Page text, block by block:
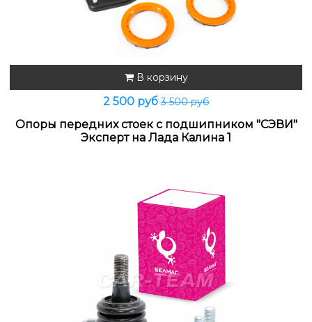
В корзину
2 500 руб3 500 руб
Опоры передних стоек с подшипником "СЭВИ"
Эксперт на Лада Калина 1